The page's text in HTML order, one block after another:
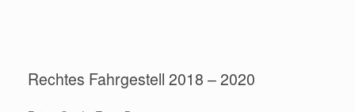
Rechtes Fahrgestell 2018 – 2020